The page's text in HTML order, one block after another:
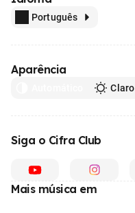
Português
Aparência
Claro
Siga o Cifra Club
Mais música em